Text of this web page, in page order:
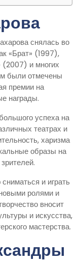
снялась во
«Брат» (1997),
(2007) и многих
были отмечены
премии на
награды.
успеха на
театрах и
харизма
образы на
и играть
ролями и
вносит
и искусства,
мастерства.